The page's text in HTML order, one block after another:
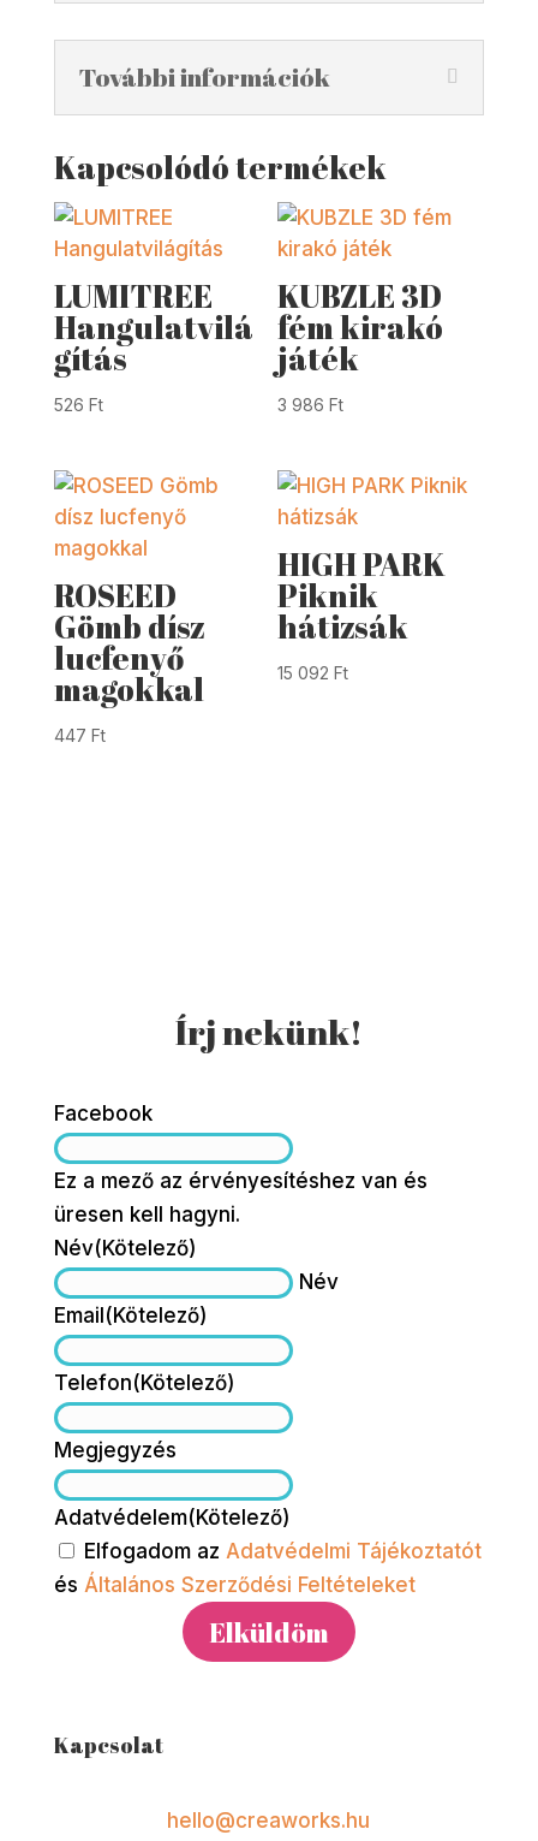
További információk
Kapcsolódó termékek
LUMITREE
Hangulatvilá
gítás
526 Ft
KUBZLE 3D
fém kirakó
játék
3 986Ft
ROSEED
Gömb dísz
lucfenyő
magokkal
447 Ft
HIGH PARK
Piknik
hátizsák
15 092Ft
Írj nekünk!
Facebook
Ez a mező az érvényesítéshez van és
üresen kell hagyni.
Név(Kötelező)
Név
Email (Kötelező)
Telefon(Kötelező)
Megjegyzés
Adatvédelem(Kötelező)
Elfogadom az Adatvédelmi Tájékoztatót
és Általános Szerződési Feltételeket
Kapcsolat
hello@creaworks.hu